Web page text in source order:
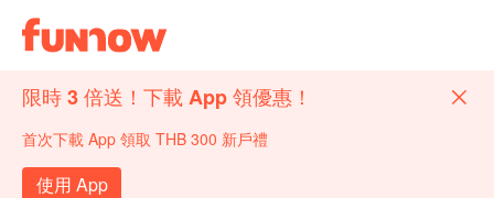
限時 3 倍送！下載 App 領優惠！
首次下載 App 領取 THB 300 新戶禮
使用 App